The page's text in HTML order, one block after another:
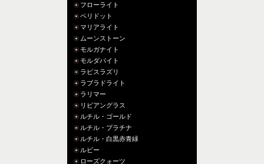
フローライト
ペリドット
マリアライト
ムーンストーン
モルガナイト
モルダバイト
ラピスラズリ
ラブラドライト
ラリマー
リビアングラス
ルチル・ゴールド
ルチル・プラチナ
ルチル・白黒赤青緑
ルビー
ローズクォーツ